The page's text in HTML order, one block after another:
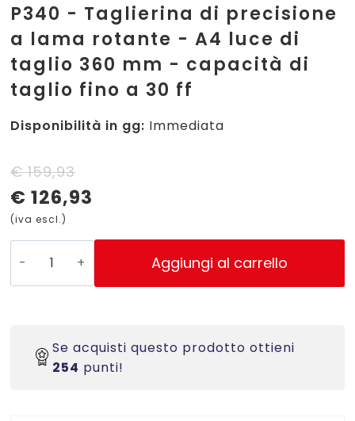
P340 - Taglierina di precisione
a lama rotante - A4 luce di
taglio 360 mm - capacità di
taglio fino a 30 ff
Disponibilità in gg: Immediata
€159,93
Il
prezzo
originale
era:
€ 159,93.
€ 126,93
Il
prezzo
attuale
è:
€ 126,93.
(iva escl.)
P340
a
lama
Aggiungi al carrello
Se acquisti questo prodotto ottieni
254 punti!